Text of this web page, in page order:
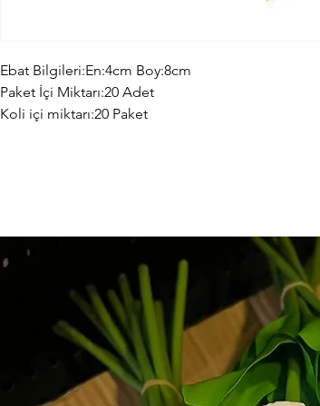
Ebat Bilgileri:En:4cm Boy:8cm
Paket İçi Miktarı:20 Adet
Koli içi miktarı:20 Paket